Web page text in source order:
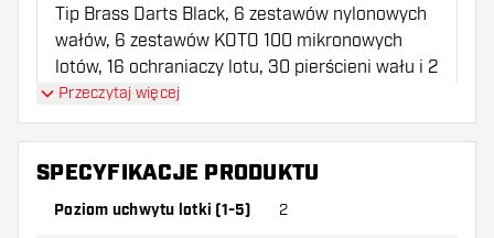
Tip Brass Darts Black, 6 zestawów nylonowych
wałów, 6 zestawów KOTO 100 mikronowych
lotów, 16 ochraniaczy lotu, 30 pierścieni wału i 2
uchwyty na końcówki.
jakości mosiądzu (mosiądzu) i posiadają solidną
stalową końcówkę. Rzutki ważą 23 gramy i
Przeczytaj więcej
SPECYFIKACJE PRODUKTU
Poziom uchwytu lotki (1-5) 2